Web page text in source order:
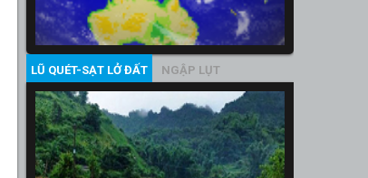
LŨ QUÉT-SẠT LỞ ĐẤT NGẬP LỤT